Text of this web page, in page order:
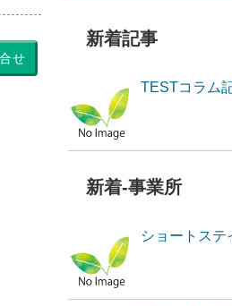
せ
新着記事
TESTコラム
新着-事業所
ショートステ